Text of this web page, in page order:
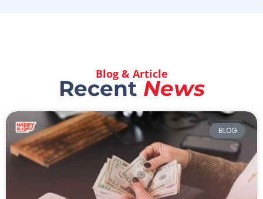
Blog & Article
Recent News
BLOG